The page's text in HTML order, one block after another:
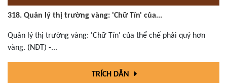
318. Quản lý thị trường vàng: 'Chữ Tín' của...
Quản lý thị trường vàng: 'Chữ Tín' của thể chế phải quý hơn
vàng. (NĐT) -...
TRÍCH DẪN